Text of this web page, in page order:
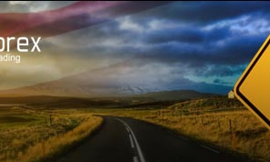
：接近太阳